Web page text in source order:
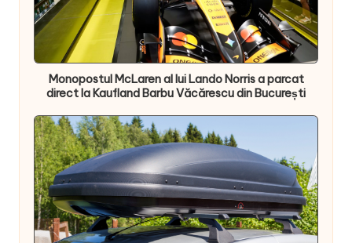
Monopostul McLaren al lui Lando Norris a parcat
direct la Kaufland Barbu Văcărescu din București